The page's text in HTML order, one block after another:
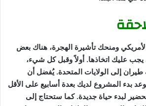
ومنحك تأشيرة الهجرة، هناك بعض
يجب عليك اتخاذها. أولاً وقبل كل شيء،
إلى الولايات المتحدة. يُفضل أن
بدء المشروع لديك بعدة أسابيع على الأقل
لبدء حياة جديدة. كما ستحتاج إلى